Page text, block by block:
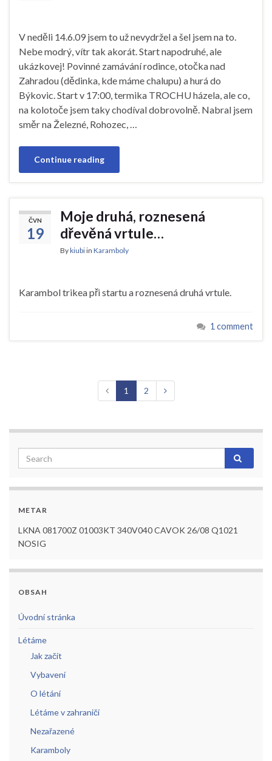
V neděli 14.6.09 jsem to už nevydržel a šel jsem na to.
Nebe modrý, vítr tak akorát. Start napodruhé, ale
ukázkovej! Povinné zamávání rodince, otočka nad
Zahradou (dědinka, kde máme chalupu) a hurá do
Býkovic. Start v 17:00, termika TROCHU házela, ale co,
na kolotoče jsem taky chodíval dobrovolně. Nabral jsem
směr na Železné, Rohozec, …
Continue reading
ČVN
19
Moje druhá, roznesená
dřevěná vrtule…
Bykiubiin Karamboly
Karambol trikea při startu a roznesená druhá vrtule.
1 comment
1 2
METAR
LKNA 081700Z 01003KT 340V040 CAVOK 26/08 Q1021
NOSIG
OBSAH
Úvodní stránka
Létáme
Jak začít
Vybavení
O létání
Létáme v zahraničí
Nezařazené
Karamboly